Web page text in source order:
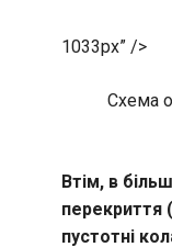
1033px” />
Схема
Втім, в
перекриття
пустотні